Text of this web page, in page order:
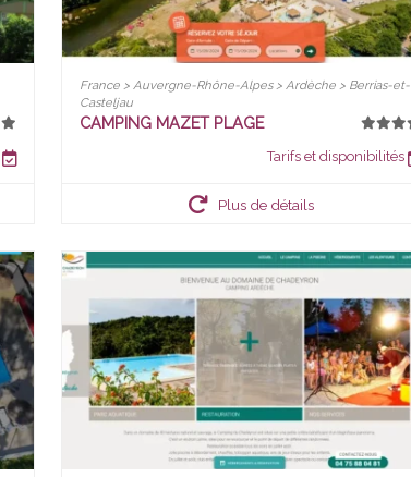
France > Auvergne-Rhône-Alpes > Ardèche > Berrias-et-
Casteljau
CAMPING MAZET PLAGE
Tarifs et disponibilités
Plus de détails